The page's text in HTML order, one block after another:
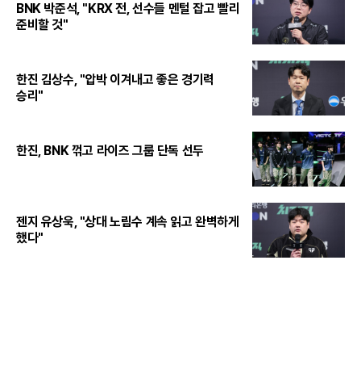
BNK 박준석, "KRX 전, 선수들 멘털 잡고 빨리
준비할 것"
한진 김상수, "압박 이겨내고 좋은 경기력
승리"
한진, BNK 꺾고 라이즈 그룹 단독 선두
젠지 유상욱, "상대 노림수 계속 읽고 완벽하게
했다"